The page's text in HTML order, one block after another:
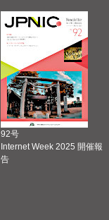
92号
Internet Week 2025 開催報
告